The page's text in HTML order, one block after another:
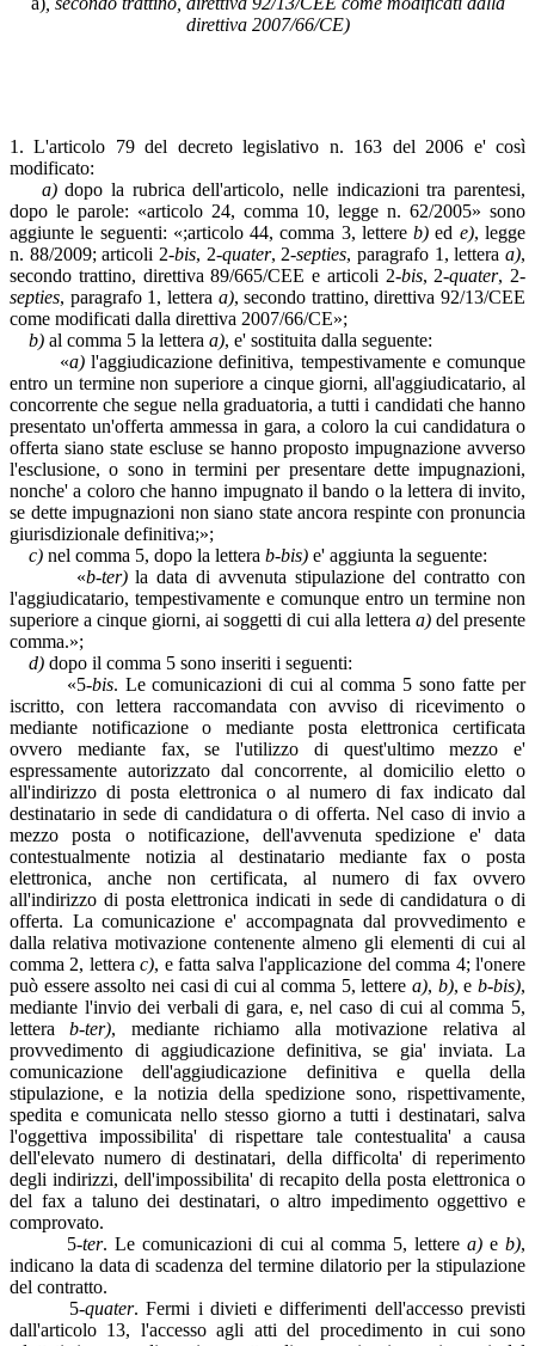
direttiva 2007/66/CE)
1. L'articolo 79 del decreto legislativo n. 163 del 2006 e' così
modificato:
a)dopo la rubrica dell'articolo, nelle indicazioni tra parentesi,
dopo le parole: «articolo 24, comma 10, legge n. 62/2005» sono
aggiunte le seguenti: «;articolo 44, comma 3, lettereb) ed e), legge
n. 88/2009; articoli 2-bis, 2-quater, 2-septies, paragrafo 1, letteraa),
secondo trattino, direttiva 89/665/CEE e articoli 2-bis, 2-quater, 2-
septies, paragrafo 1, lettera a), secondo trattino, direttiva 92/13/CEE
come modificati dalla direttiva 2007/66/CE»;
b) al comma 5 la lettera a), e' sostituita dalla seguente:
«a)l'aggiudicazione definitiva, tempestivamente e comunque
entro un termine non superiore a cinque giorni, all'aggiudicatario, al
concorrente che segue nella graduatoria, a tutti i candidati che hanno
presentato un'offerta ammessa in gara, a coloro la cui candidatura o
offerta siano state escluse se hanno proposto impugnazione avverso
l'esclusione, o sono in termini per presentare dette impugnazioni,
nonche' a coloro che hanno impugnato il bando o la lettera di invito,
se dette impugnazioni non siano state ancora respinte con pronuncia
giurisdizionale definitiva;»;
c) nel comma 5, dopo la lettera b-bis) e' aggiunta la seguente:
«b-ter)la data di avvenuta stipulazione del contratto con
l'aggiudicatario, tempestivamente e comunque entro un termine non
superiore a cinque giorni, ai soggetti di cui alla lettera a)del presente
comma.»;
d) dopo il comma 5 sono inseriti i seguenti:
«5-bis. Le comunicazioni di cui al comma 5 sono fatte per
iscritto, con lettera raccomandata con avviso di ricevimento o
mediante notificazione o mediante posta elettronica certificata
ovvero mediante fax, se l'utilizzo di quest'ultimo mezzo e'
espressamente autorizzato dal concorrente, al domicilio eletto o
all'indirizzo di posta elettronica o al numero di fax indicato dal
destinatario in sede di candidatura o di offerta. Nel caso di invio a
mezzo posta o notificazione, dell'avvenuta spedizione e' data
contestualmente notizia al destinatario mediante fax o posta
elettronica, anche non certificata, al numero di fax ovvero
all'indirizzo di posta elettronica indicati in sede di candidatura o di
offerta. La comunicazione e' accompagnata dal provvedimento e
dalla relativa motivazione contenente almeno gli elementi di cui al
comma 2, letterac), e fatta salva l'applicazione del comma 4; l'onere
può essere assolto nei casi di cui al comma 5, letterea), b), eb-bis),
mediante l'invio dei verbali di gara, e, nel caso di cui al comma 5,
letterab-ter), mediante richiamo alla motivazione relativa al
provvedimento di aggiudicazione definitiva, se gia' inviata. La
comunicazione dell'aggiudicazione definitiva e quella della
stipulazione, e la notizia della spedizione sono, rispettivamente,
spedita e comunicata nello stesso giorno a tutti i destinatari, salva
l'oggettiva impossibilita' di rispettare tale contestualita' a causa
dell'elevato numero di destinatari, della difficolta' di reperimento
degli indirizzi, dell'impossibilita' di recapito della posta elettronica o
del fax a taluno dei destinatari, o altro impedimento oggettivo e
comprovato.
5-ter. Le comunicazioni di cui al comma 5, lettere a) e b),
indicano la data di scadenza del termine dilatorio per la stipulazione
del contratto.
5-quater. Fermi i divieti e differimenti dell'accesso previsti
dall'articolo 13, l'accesso agli atti del procedimento in cui sono